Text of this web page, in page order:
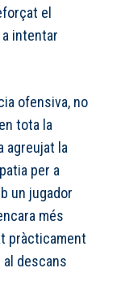
el
a intentar
ofensiva, no
tota la
agreujat la
per a
un jugador
més
pràcticament
descans